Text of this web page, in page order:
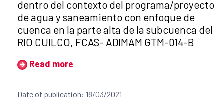
dentro del contexto del programa/proyecto
de agua y saneamiento con enfoque de
cuenca en la parte alta de la subcuenca del
RIO CUILCO, FCAS- ADIMAM GTM-014-B
Read more
Date of publication: 18/03/2021